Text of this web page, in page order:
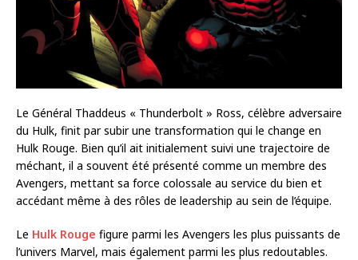
Le Général Thaddeus « Thunderbolt » Ross, célèbre adversaire
du Hulk, finit par subir une transformation qui le change en
Hulk Rouge. Bien qu’il ait initialement suivi une trajectoire de
méchant, il a souvent été présenté comme un membre des
Avengers, mettant sa force colossale au service du bien et
accédant même à des rôles de leadership au sein de l’équipe.
Le Hulk Rouge figure parmi les Avengers les plus puissants de
l’univers Marvel, mais également parmi les plus redoutables.